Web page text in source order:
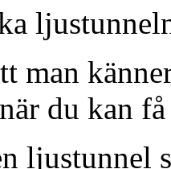
man
du kan
ljustunnel